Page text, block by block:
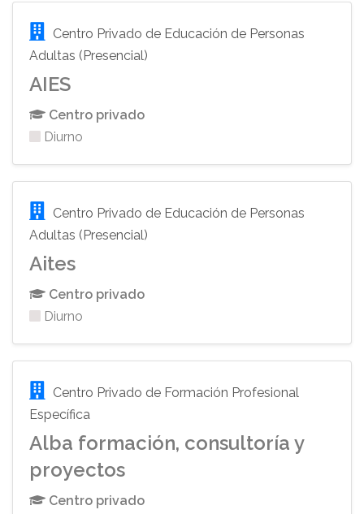
Centro Privado de Educación de Personas
Adultas (Presencial)
AIES
Centro privado
Diurno
Centro Privado de Educación de Personas
Adultas (Presencial)
Aites
Centro privado
Diurno
Centro Privado de Formación Profesional
Específica
Alba formación, consultoría y
proyectos
Centro privado